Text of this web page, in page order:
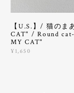
【U.S.】/ 猫の
CAT" / Round
MY CAT"
¥1,650